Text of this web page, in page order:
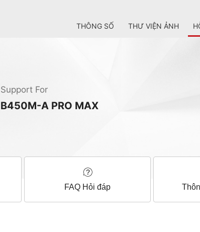
THÔNG SỐ THƯ VIỆN ẢNH
Support For
B450M-A PRO MAX
FAQ Hỏi đáp